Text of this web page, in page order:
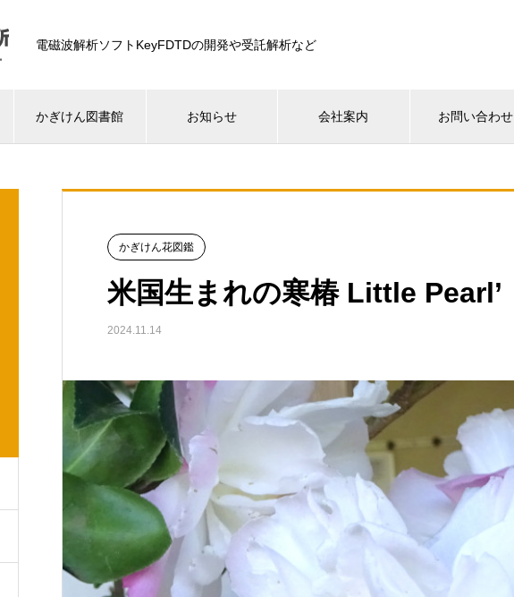
電磁波解析ソフトKeyFDTDの開発や受託解析など
かぎけん図書館 お知らせ 会社案内 お問い合わせ
かぎけん花図鑑
米国生まれの寒椿 Little Pearl’
2024.11.14